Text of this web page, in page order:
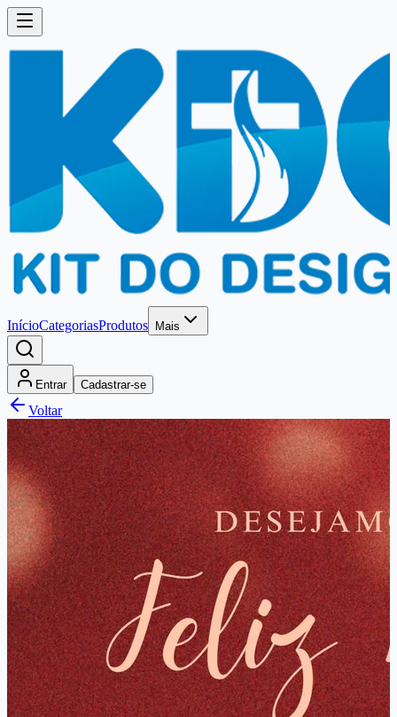
InícioCategoriasProdutos Mais
Entrar Cadastrar-se
Voltar